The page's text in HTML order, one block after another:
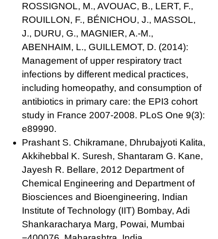
ROSSIGNOL, M., AVOUAC, B., LERT, F.,
ROUILLON, F., BÉNICHOU, J., MASSOL,
J., DURU, G., MAGNIER, A.-M.,
ABENHAIM, L., GUILLEMOT, D. (2014):
Management of upper respiratory tract
infections by different medical practices,
including homeopathy, and consumption of
antibiotics in primary care: the EPI3 cohort
study in France 2007-2008. PLoS One 9(3):
e89990.
Prashant S. Chikramane, Dhrubajyoti Kalita,
Akkihebbal K. Suresh, Shantaram G. Kane,
Jayesh R. Bellare, 2012 Department of
Chemical Engineering and Department of
Biosciences and Bioengineering, Indian
Institute of Technology (IIT) Bombay, Adi
Shankaracharya Marg, Powai, Mumbai